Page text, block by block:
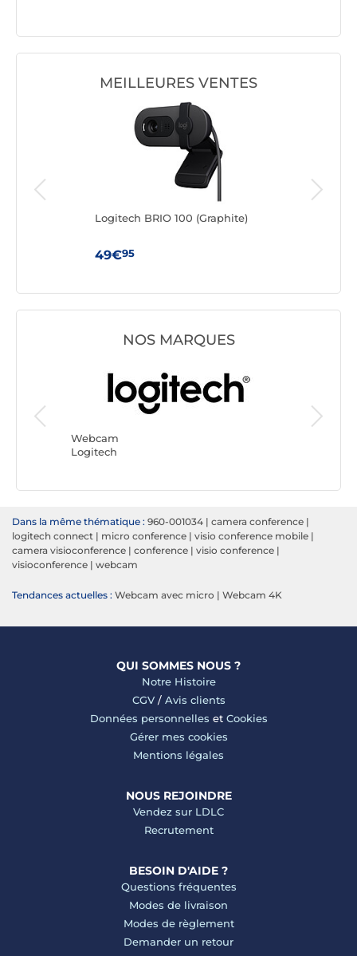
MEILLEURES VENTES
Logitech BRIO 100 (Graphite)
49€95
NOS MARQUES
Webcam
Logitech
Webcam
Yealink
Dans la même thématique : 960-001034 | camera conference |
logitech connect | micro conference | visio conference mobile |
camera visioconference | conference | visio conference |
visioconference | webcam
Tendances actuelles : Webcam avec micro | Webcam 4K
QUI SOMMES NOUS ?
Notre Histoire
CGV/ Avis clients
Données personnelles et Cookies
Gérer mes cookies
Mentions légales
NOUS REJOINDRE
Vendez sur LDLC
Recrutement
BESOIN D'AIDE ?
Questions fréquentes
Modes de livraison
Modes de règlement
Demander un retour